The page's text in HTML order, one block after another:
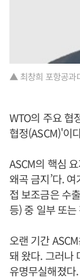
▲ 최창희 포항공과
WTO의 주요 협
협정(ASCM)'이
ASCM의 핵심
왜곡 금지’다.
접 보조금은 수
등) 중 일부 또
오랜 기간
돼 왔다. 그러나
유명무실해졌다.